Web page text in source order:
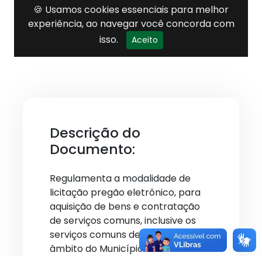
Descrição do
Documento:
Regulamenta a modalidade de
licitação pregão eletrônico, para
aquisição de bens e contratação
de serviços comuns, inclusive os
serviços comuns de engenharia, no
âmbito do Município de Lucena.